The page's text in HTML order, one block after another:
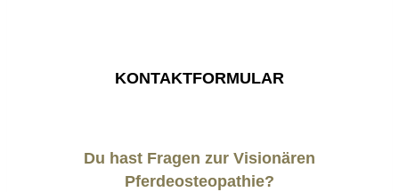
KONTAKTFORMULAR
Du hast Fragen zur Visionären
Pferdeosteopathie?